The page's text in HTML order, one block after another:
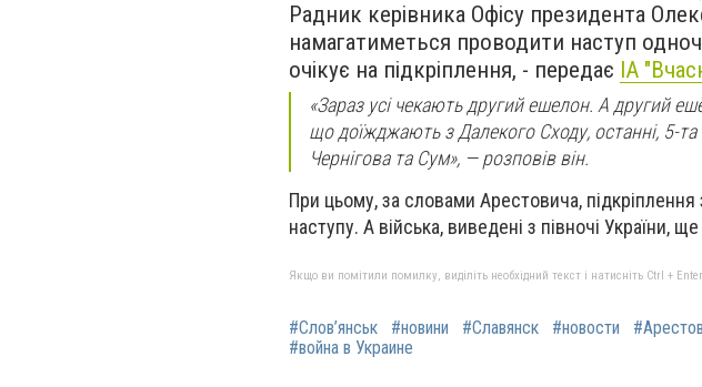
Радник керівника Офісу президента
намагатиметься проводити наступ
очікує на підкріплення, - передає ІА
«Зараз усі чекають другий ешелон. А другий
що доїжджають з Далекого Сходу, останні, 5-та
Чернігова та Сум», — розповів він.
При цьому, за словами Арестовича,
наступу. А війська, виведені з півночі України,
Якщо ви помітили помилку, виділіть необхідний текст і натисніть Ctrl +
#Слов’янськ #новини #Славянск #новости
#война в Украине